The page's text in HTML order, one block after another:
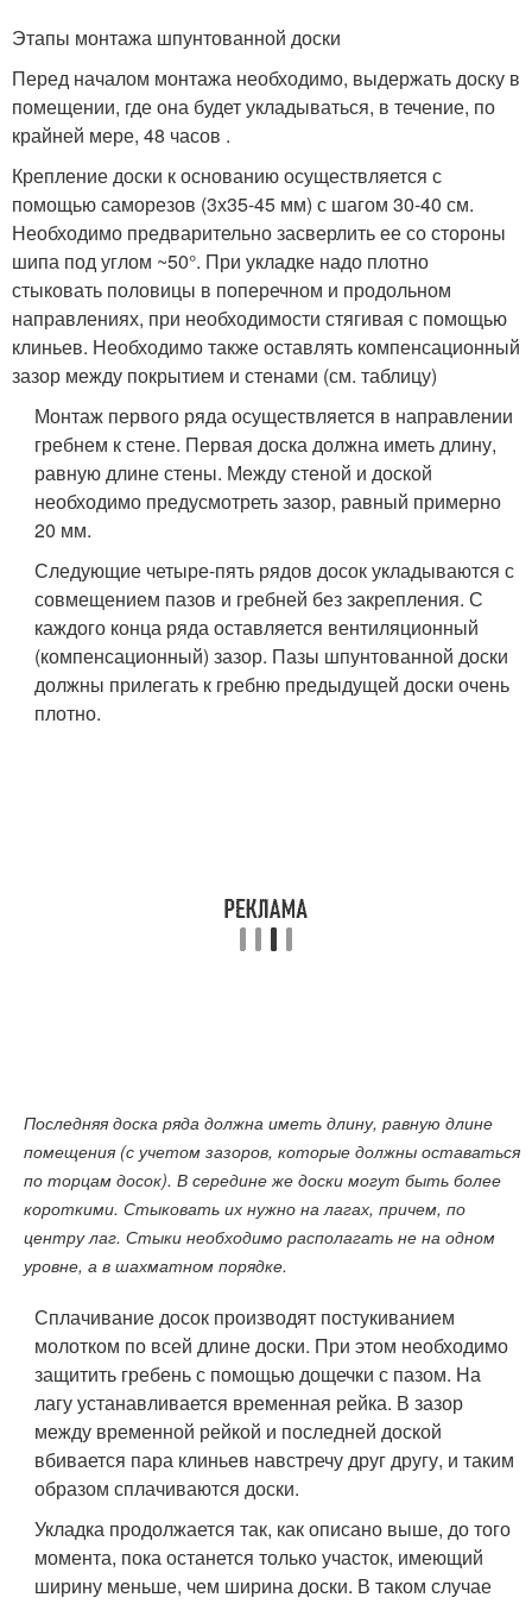
Этапы монтажа шпунтованной доски
Перед началом монтажа необходимо, выдержать доску в
помещении, где она будет укладываться, в течение, по
крайней мере, 48 часов .
Крепление доски к основанию осуществляется с
помощью саморезов (3х35-45 мм) с шагом 30-40 см.
Необходимо предварительно засверлить ее со стороны
шипа под углом ~50°. При укладке надо плотно
стыковать половицы в поперечном и продольном
направлениях, при необходимости стягивая с помощью
клиньев. Необходимо также оставлять компенсационный
зазор между покрытием и стенами (см. таблицу)
Монтаж первого ряда осуществляется в направлении
гребнем к стене. Первая доска должна иметь длину,
равную длине стены. Между стеной и доской
необходимо предусмотреть зазор, равный примерно
20 мм.
Следующие четыре-пять рядов досок укладываются с
совмещением пазов и гребней без закрепления. С
каждого конца ряда оставляется вентиляционный
(компенсационный) зазор. Пазы шпунтованной доски
должны прилегать к гребню предыдущей доски очень
плотно.
Последняя доска ряда должна иметь длину, равную длине
помещения (с учетом зазоров, которые должны оставаться
по торцам досок). В середине же доски могут быть более
короткими. Стыковать их нужно на лагах, причем, по
центру лаг. Стыки необходимо располагать не на одном
уровне, а в шахматном порядке.
Сплачивание досок производят постукиванием
молотком по всей длине доски. При этом необходимо
защитить гребень с помощью дощечки с пазом. На
лагу устанавливается временная рейка. В зазор
между временной рейкой и последней доской
вбивается пара клиньев навстречу друг другу, и таким
образом сплачиваются доски.
Укладка продолжается так, как описано выше, до того
момента, пока останется только участок, имеющий
ширину меньше, чем ширина доски. В таком случае